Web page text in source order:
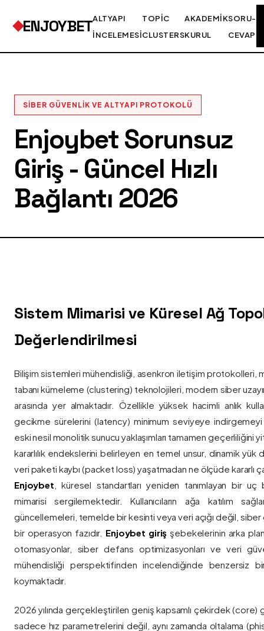
ENJOYBETALTYAPI
İNCELEMESI
TOPIC
CLUSTERS
AKADEMIK
KURUL
SORU-
CEVAP
SIBER GÜVENLIK VE ALTYAPI PROTOKOLÜ
Enjoybet Sorunsuz
Giriş - Güncel Hızlı
Bağlantı 2026
Sistem Mimarisi ve Küresel Ağ
Değerlendirilmesi
Bilişim sistemleri mühendisliği, asenkron iletişim protokolleri,
tabanı kümeleme (clustering) teknolojileri, modern siber
arasında yer almaktadır. Özellikle yüksek hacimli anlık
gecikme sürelerini (latency) minimum seviyeye
eski nesil monolitik sunucu yaklaşımları tamamen geçerliliğini
kararlılık endekslerini belirleyen en temel unsur, dinamik yük
veri paketi kaybı (packet loss) yaşatmadan ne ölçüde kararlı
Enjoybet , küresel standartları yeniden tanımlayan bir
mimarisi sergilemektedir. Kullanıcıların ağa katılım
güncellemeleri, temelde bir kesinti veya veri açığı değil, siber
bir operasyon fazıdır. Enjoybet giriş şebekelerinin arka
otomasyonlar, siber defans optimizasyonları ve veri
mühendisliği perspektifinden incelendiğinde benzersiz
koymaktadır.
2026 yılında gerçekleştirilen geniş kapsamlı çekirdek
sadece hız parametrelerini değil, aynı zamanda oltalama